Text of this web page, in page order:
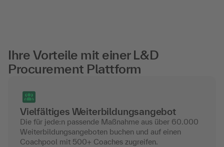
Ihre Vorteile mit einer L&D
Procurement Plattform
Vielfältiges Weiterbildungsangebot
Die für jede:n passende Maßnahme aus über 60.000
Weiterbildungsangeboten buchen und auf einen
Coachpool mit 500+ Coaches zugreifen.